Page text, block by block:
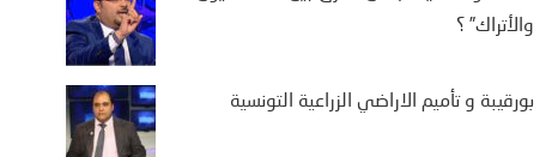
والأتراك” ؟
بورقيبة و تأميم الاراضي الزراعية التونسية